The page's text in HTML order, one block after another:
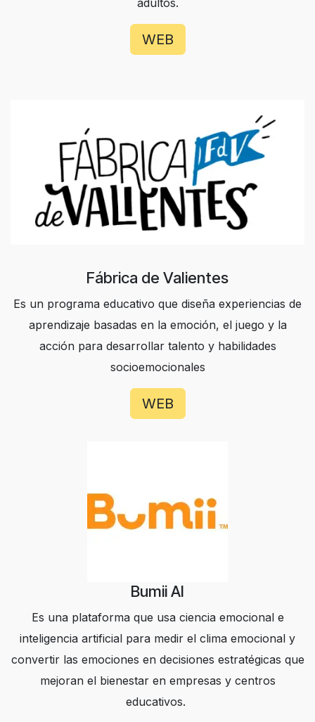
adultos.
WEB
Fábrica de Valientes
Es un programa educativo que diseña experiencias de
aprendizaje basadas en la emoción, el juego y la
acción para desarrollar talento y habilidades
socioemocionales
WEB
Bumii AI
Es una plataforma que usa ciencia emocional e
inteligencia artificial para medir el clima emocional y
convertir las emociones en decisiones estratégicas que
mejoran el bienestar en empresas y centros
educativos.